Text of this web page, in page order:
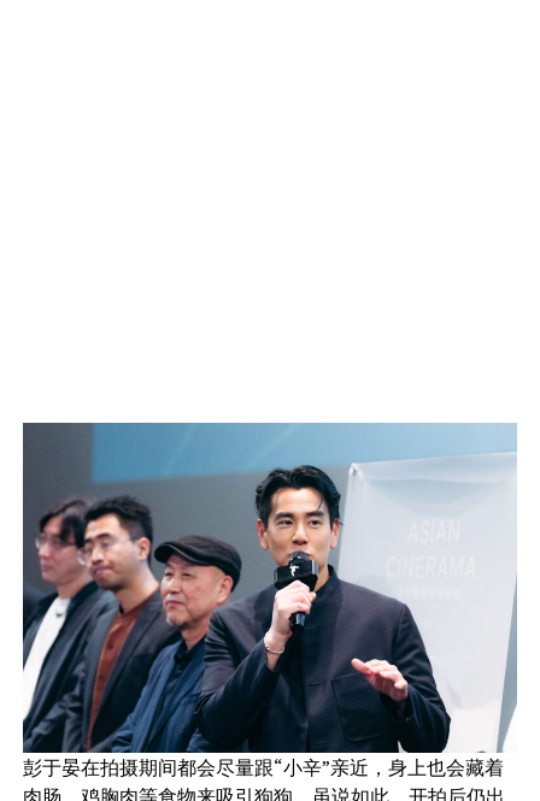
彭于晏在拍摄期间都会尽量跟“小辛”亲近，身上也会藏着
肉肠、鸡胸肉等食物来吸引狗狗，虽说如此，开拍后仍出